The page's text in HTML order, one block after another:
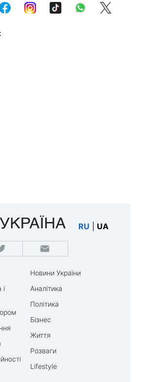
RU UA
і
Новини України
Аналітика
Політика
Бізнес
Життя
Розваги
Lifestyle